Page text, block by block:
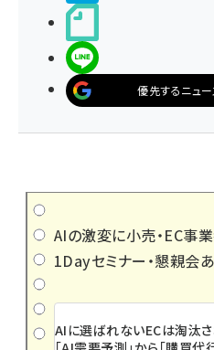
優先するニュ
AIの激変に小売・EC事
1Dayセミナー・懇親会
AIに選ばれないECは淘汰さ